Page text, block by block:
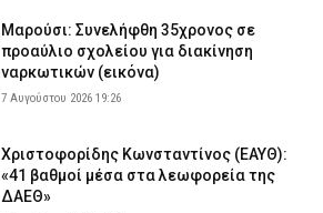
Μαρούσι: Συνελήφθη 35χρονος σε
προαύλιο σχολείου για διακίνηση
ναρκωτικών (εικόνα)
7 Αυγούστου 2026 19:26
Χριστοφορίδης Κωνσταντίνος (ΕΑΥΘ):
«41 βαθμοί μέσα στα λεωφορεία της
ΔΑΕΘ»